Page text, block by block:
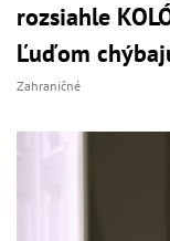
rozsiahle
Ľuďom
Zahraničné